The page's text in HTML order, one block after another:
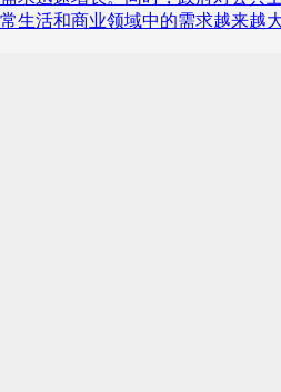
生活和商业领域中的需求越来越大